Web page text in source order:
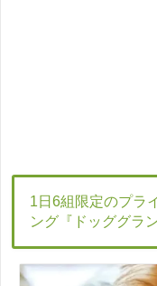
1日6組限定のプラ
ング『ドッググラ